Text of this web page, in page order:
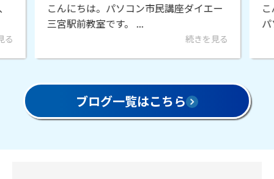
る
こんにちは。パソコン市民講座ダイエー
三宮駅前教室です。 ...
続きを見る
ブログ一覧はこちら